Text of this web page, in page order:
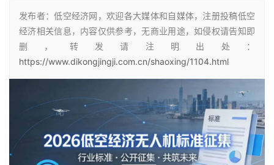
发布者：低空经济网，欢迎各大媒体和自媒体，注册投稿低空
经济相关信息，内容仅供参考，无商业用途，如侵权请告知即
删，转发请注明出处：
https://www.dikongjingji.com.cn/shaoxing/1104.html